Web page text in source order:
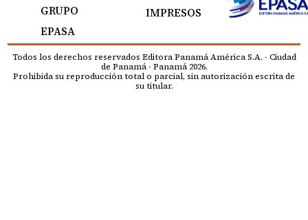
GRUPO
EPASA
IMPRESOS
Todos los derechos reservados Editora Panamá América S.A. - Ciudad
de Panamá - Panamá 2026.
Prohibida su reproducción total o parcial, sin autorización escrita de
su titular.